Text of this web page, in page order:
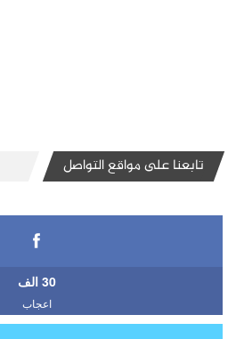
تابعنا على مواقع التواصل
30 الف
اعجاب